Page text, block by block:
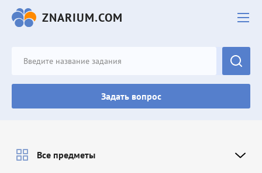
ZNARIUM.COM
Задать вопрос
Все предметы